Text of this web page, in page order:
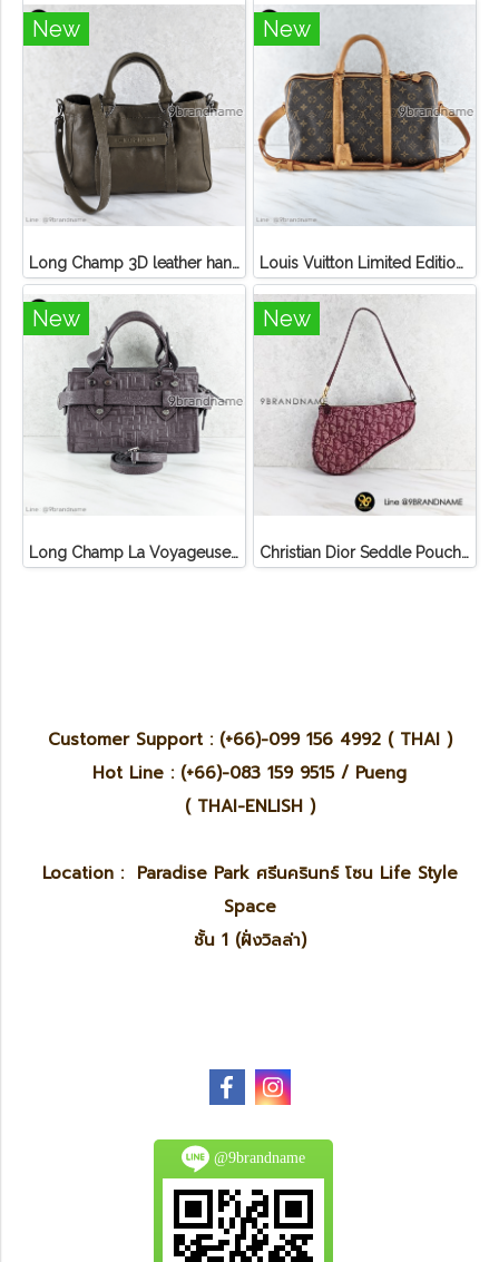
New
Long Champ 3D leather handbag
New
Louis Vuitton Limited Edition Monogram Canvas Sofia Coppola SC Bag
New
Long Champ La Voyageuse Bag Leather
New
Christian Dior Seddle Pouch Accessory Hand Bag
Customer Support : (+66)-099 156 4992 ( THAI )
Hot Line : (+66)-083 159 9515 / Pueng
( THAI-ENLISH )
Location : Paradise Park ศรีนครินทร์ โซน Life Style
Space
ชั้น 1 (ฝั่งวิลล่า)
@9brandname